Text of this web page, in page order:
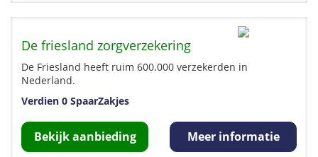
De friesland zorgverzekering
De Friesland heeft ruim 600.000 verzekerden in
Nederland.
Verdien 0 SpaarZakjes
Bekijk aanbieding Meer informatie